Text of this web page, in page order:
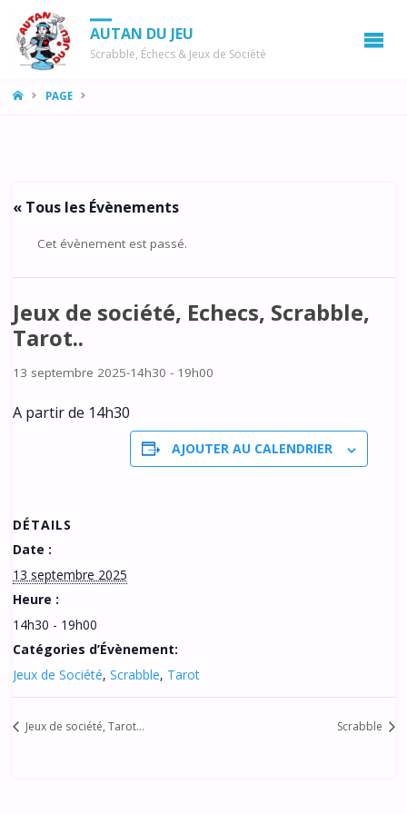
AUTAN DU JEU
Scrabble, Échecs & Jeux de Société
LA
PAGE
« Tous les Évènements
Cet évènement est passé.
Jeux de société, Echecs, Scrabble,
Tarot..
13 septembre 2025-14h30 - 19h00
A partir de 14h30
AJOUTER AU CALENDRIER
DÉTAILS
Date :
13 septembre 2025
Heure :
14h30 - 19h00
Catégories d’Évènement:
Jeux de Société, Scrabble, Tarot
Jeux de société, Tarot… Scrabble